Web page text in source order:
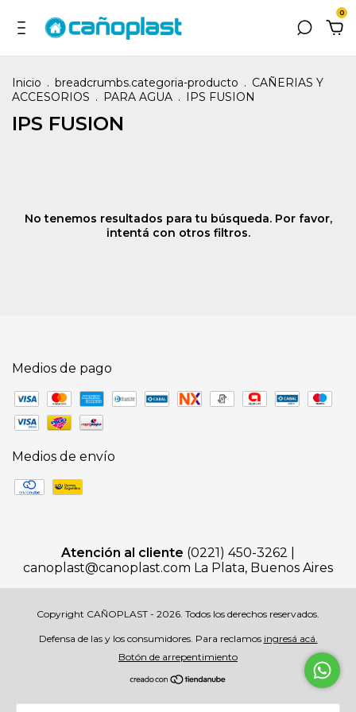
0
Inicio . breadcrumbs.categoria-producto . CAÑERIAS Y
ACCESORIOS . PARA AGUA . IPS FUSION
IPS FUSION
No tenemos resultados para tu búsqueda. Por favor,
intentá con otros filtros.
Medios de pago
Medios de envío
Atención al cliente (0221) 450-3262 |
canoplast@canoplast.com La Plata, Buenos Aires
Copyright CAÑOPLAST - 2026. Todos los derechos reservados.
Defensa de las y los consumidores. Para reclamos ingresá acá.
Botón de arrepentimiento